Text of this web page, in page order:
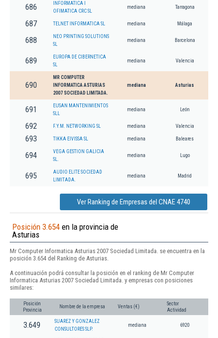
686
INFORMATICA I
OFIMATICA CRC SL
mediana Tarragona
687 TELNET INFORMATICA SL mediana Málaga
688
NEO PRINTING SOLUTIONS
SL
mediana Barcelona
689
EUROPA DE CIBERNETICA
SL
mediana Valencia
690
MR COMPUTER
INFORMATICA ASTURIAS
2007 SOCIEDAD LIMITADA.
mediana Asturias
691
EUSAN MANTENIMIENTOS
SLL
mediana León
692 F.Y.M. NETWORKING SL mediana Valencia
693 TIKKA EIVISSA SL mediana Baleares
694
VEGA GESTION GALICIA
SL.
mediana Lugo
695
AUDIO ELITE SOCIEDAD
LIMITADA.
mediana Madrid
Ver Ranking de Empresas del CNAE 4740
Posición 3.654 en la provincia de
Asturias
Mr Computer Informatica Asturias 2007 Sociedad Limitada. se encuentra en la
posición 3.654 del Ranking de Asturias.
A continuación podrá consultar la posición en el ranking de Mr Computer
Informatica Asturias 2007 Sociedad Limitada. y empresas con posiciones
similares:
Posición
Provincia
Nombre de la empresa Ventas (€)
Sector
Actividad
3.649
SUAREZ Y GONZALEZ
CONSULTORES SLP.
mediana 6920